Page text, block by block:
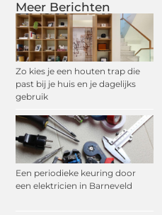
Meer Berichten
Zo kies je een houten trap die
past bij je huis en je dagelijks
gebruik
Een periodieke keuring door
een elektricien in Barneveld